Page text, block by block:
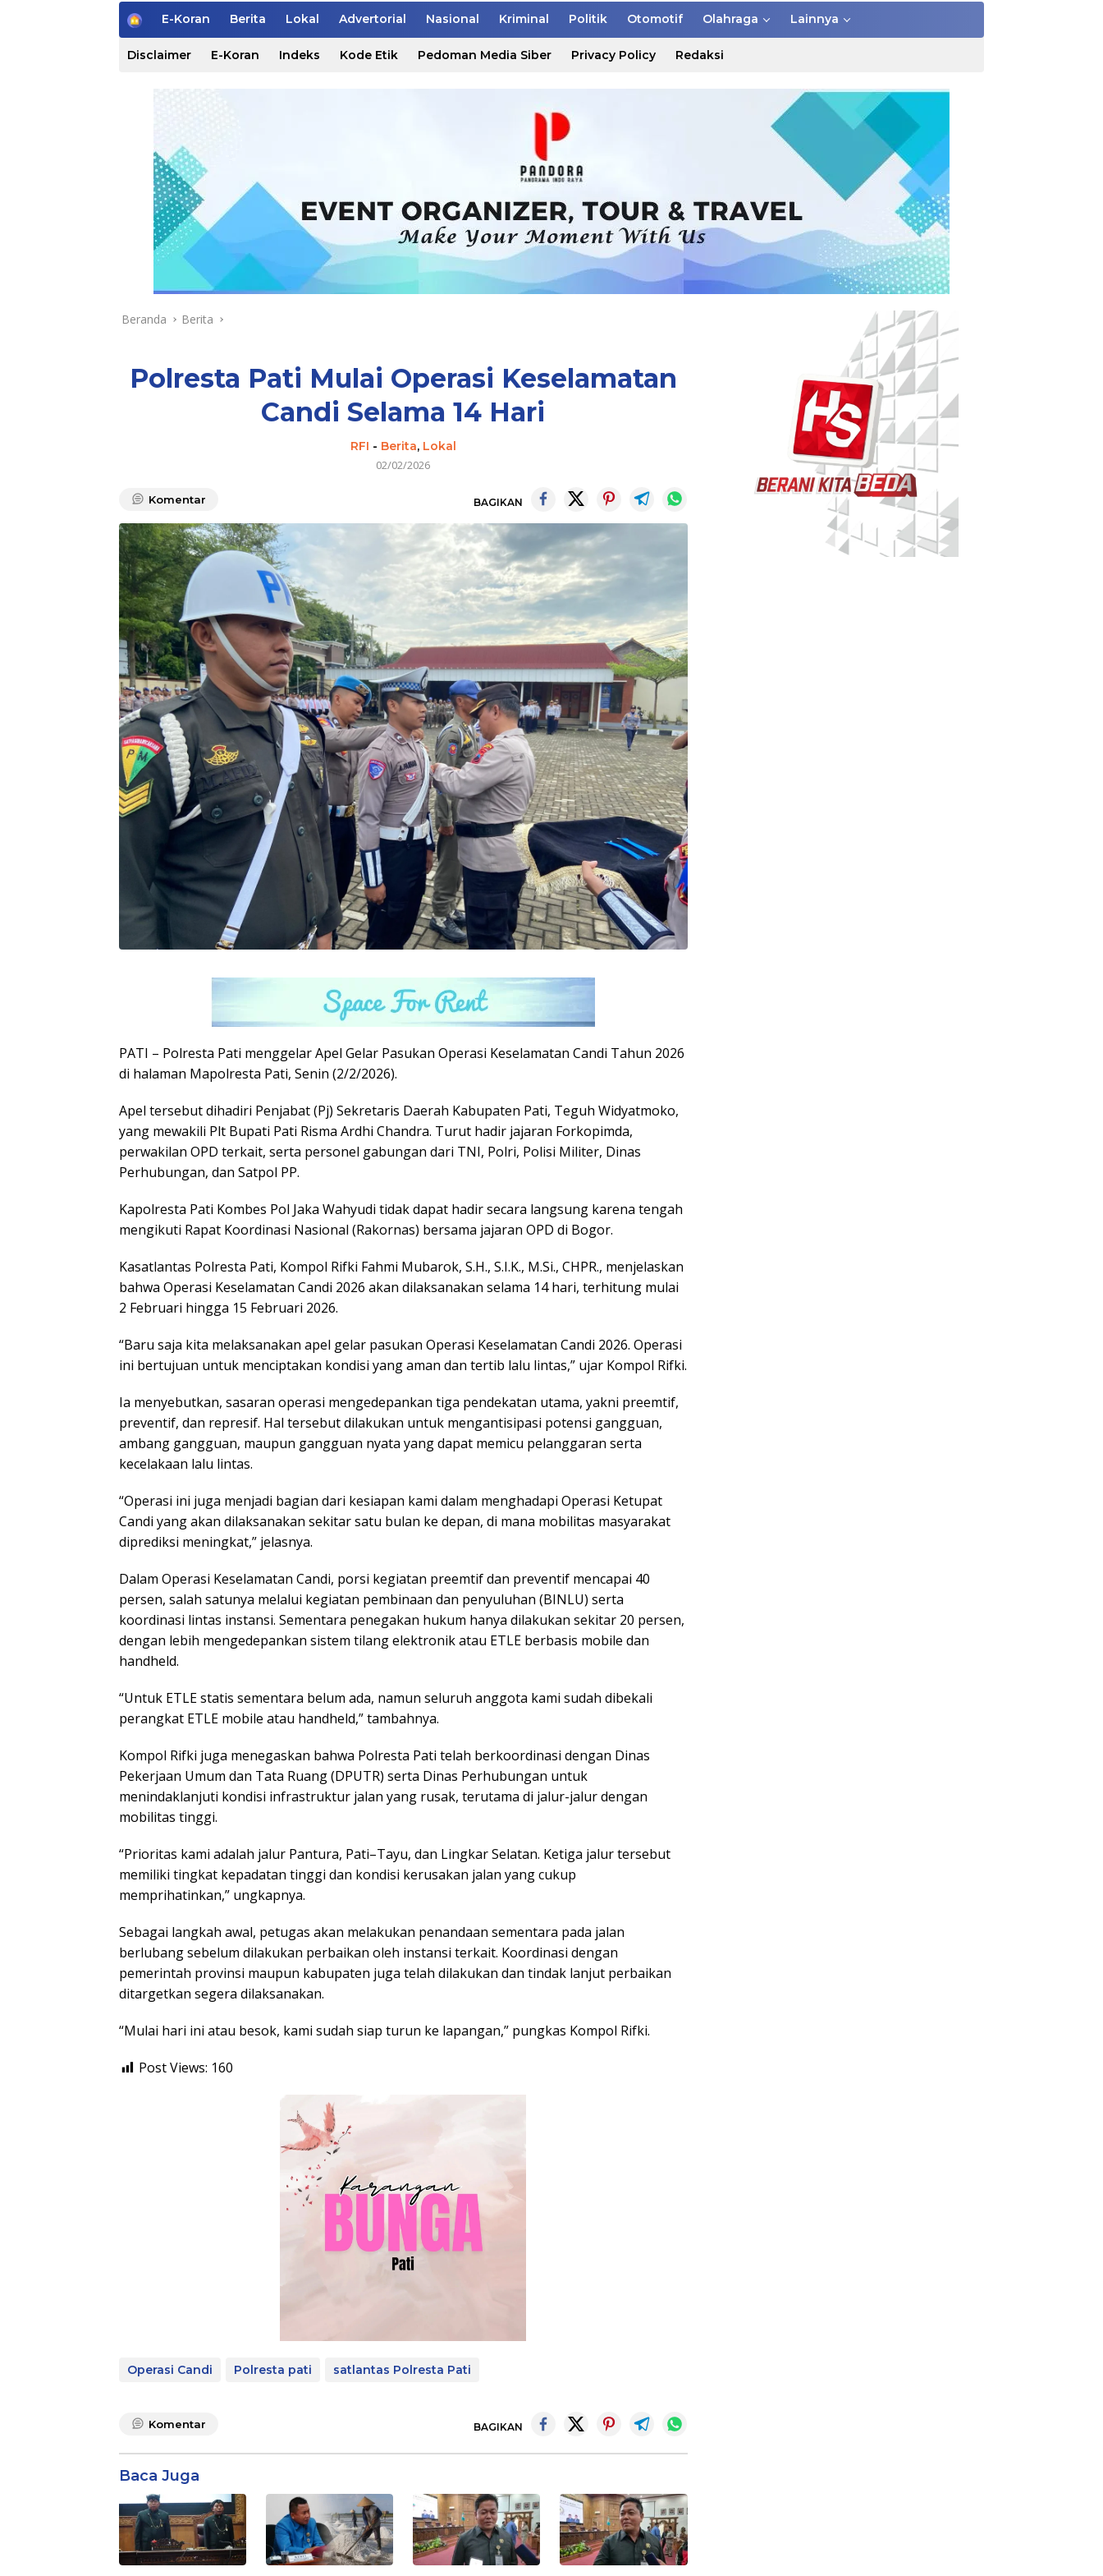
H
e
E-Koran Berita Lokal Advertorial Nasional Kriminal Politik Otomotif Olahraga Lainnya
Disclaimer E-Koran Indeks Kode Etik Pedoman Media Siber Privacy Policy Redaksi
Beranda Berita
Polresta Pati Mulai Operasi Keselamatan
Candi Selama 14 Hari
RFI - Berita, Lokal
02/02/2026
Komentar BAGIKAN
PATI – Polresta Pati menggelar Apel Gelar Pasukan Operasi Keselamatan Candi Tahun 2026
di halaman Mapolresta Pati, Senin (2/2/2026).
Apel tersebut dihadiri Penjabat (Pj) Sekretaris Daerah Kabupaten Pati, Teguh Widyatmoko,
yang mewakili Plt Bupati Pati Risma Ardhi Chandra. Turut hadir jajaran Forkopimda,
perwakilan OPD terkait, serta personel gabungan dari TNI, Polri, Polisi Militer, Dinas
Perhubungan, dan Satpol PP.
Kapolresta Pati Kombes Pol Jaka Wahyudi tidak dapat hadir secara langsung karena tengah
mengikuti Rapat Koordinasi Nasional (Rakornas) bersama jajaran OPD di Bogor.
Kasatlantas Polresta Pati, Kompol Rifki Fahmi Mubarok, S.H., S.I.K., M.Si., CHPR., menjelaskan
bahwa Operasi Keselamatan Candi 2026 akan dilaksanakan selama 14 hari, terhitung mulai
2 Februari hingga 15 Februari 2026.
“Baru saja kita melaksanakan apel gelar pasukan Operasi Keselamatan Candi 2026. Operasi
ini bertujuan untuk menciptakan kondisi yang aman dan tertib lalu lintas,” ujar Kompol Rifki.
Ia menyebutkan, sasaran operasi mengedepankan tiga pendekatan utama, yakni preemtif,
preventif, dan represif. Hal tersebut dilakukan untuk mengantisipasi potensi gangguan,
ambang gangguan, maupun gangguan nyata yang dapat memicu pelanggaran serta
kecelakaan lalu lintas.
“Operasi ini juga menjadi bagian dari kesiapan kami dalam menghadapi Operasi Ketupat
Candi yang akan dilaksanakan sekitar satu bulan ke depan, di mana mobilitas masyarakat
diprediksi meningkat,” jelasnya.
Dalam Operasi Keselamatan Candi, porsi kegiatan preemtif dan preventif mencapai 40
persen, salah satunya melalui kegiatan pembinaan dan penyuluhan (BINLU) serta
koordinasi lintas instansi. Sementara penegakan hukum hanya dilakukan sekitar 20 persen,
dengan lebih mengedepankan sistem tilang elektronik atau ETLE berbasis mobile dan
handheld.
“Untuk ETLE statis sementara belum ada, namun seluruh anggota kami sudah dibekali
perangkat ETLE mobile atau handheld,” tambahnya.
Kompol Rifki juga menegaskan bahwa Polresta Pati telah berkoordinasi dengan Dinas
Pekerjaan Umum dan Tata Ruang (DPUTR) serta Dinas Perhubungan untuk
menindaklanjuti kondisi infrastruktur jalan yang rusak, terutama di jalur-jalur dengan
mobilitas tinggi.
“Prioritas kami adalah jalur Pantura, Pati–Tayu, dan Lingkar Selatan. Ketiga jalur tersebut
memiliki tingkat kepadatan tinggi dan kondisi kerusakan jalan yang cukup
memprihatinkan,” ungkapnya.
Sebagai langkah awal, petugas akan melakukan penandaan sementara pada jalan
berlubang sebelum dilakukan perbaikan oleh instansi terkait. Koordinasi dengan
pemerintah provinsi maupun kabupaten juga telah dilakukan dan tindak lanjut perbaikan
ditargetkan segera dilaksanakan.
“Mulai hari ini atau besok, kami sudah siap turun ke lapangan,” pungkas Kompol Rifki.
Post Views: 160
Operasi Candi Polresta pati satlantas Polresta Pati
Komentar BAGIKAN
Baca Juga